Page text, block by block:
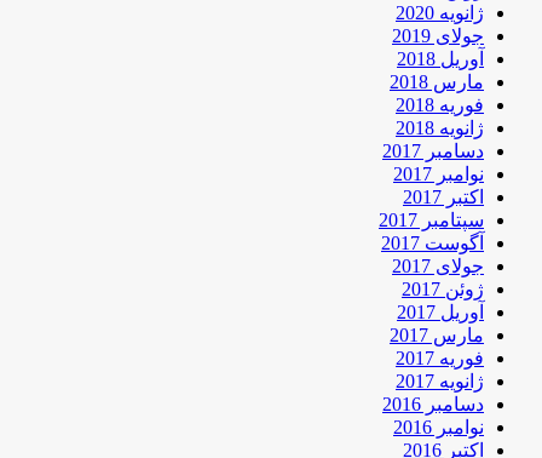
ژانویه 2020
جولای 2019
آوریل 2018
مارس 2018
فوریه 2018
ژانویه 2018
دسامبر 2017
نوامبر 2017
اکتبر 2017
سپتامبر 2017
آگوست 2017
جولای 2017
ژوئن 2017
آوریل 2017
مارس 2017
فوریه 2017
ژانویه 2017
دسامبر 2016
نوامبر 2016
اکتبر 2016